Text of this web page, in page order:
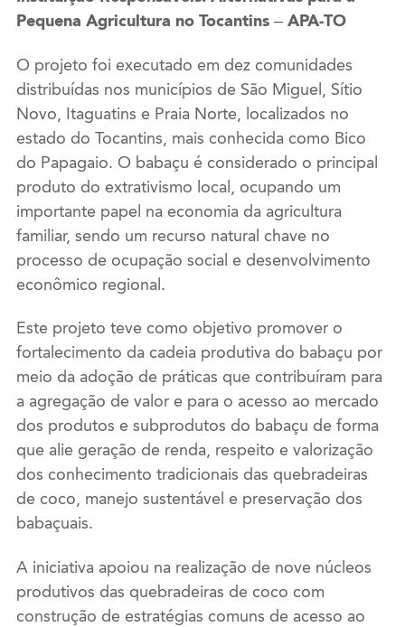
Pequena Agricultura no Tocantins – APA-TO
O projeto foi executado em dez comunidades
distribuídas nos municípios de São Miguel, Sítio
Novo, Itaguatins e Praia Norte, localizados no
estado do Tocantins, mais conhecida como Bico
do Papagaio. O babaçu é considerado o principal
produto do extrativismo local, ocupando um
importante papel na economia da agricultura
familiar, sendo um recurso natural chave no
processo de ocupação social e desenvolvimento
econômico regional.
Este projeto teve como objetivo promover o
fortalecimento da cadeia produtiva do babaçu por
meio da adoção de práticas que contribuíram para
a agregação de valor e para o acesso ao mercado
dos produtos e subprodutos do babaçu de forma
que alie geração de renda, respeito e valorização
dos conhecimento tradicionais das quebradeiras
de coco, manejo sustentável e preservação dos
babaçuais.
A iniciativa apoiou na realização de nove núcleos
produtivos das quebradeiras de coco com
construção de estratégias comuns de acesso ao